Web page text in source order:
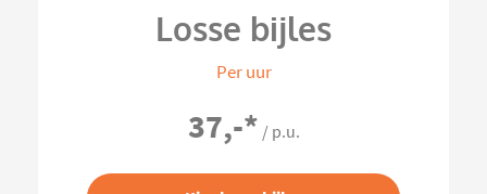
Losse bijles
Per uur
37,-* / p.u.